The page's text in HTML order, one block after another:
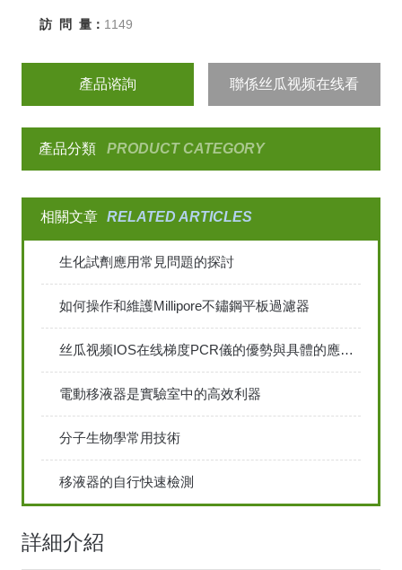
訪 問 量： 1149
產品谘詢 聯係丝瓜视频在线看
產品分類 PRODUCT CATEGORY
相關文章 RELATED ARTICLES
生化試劑應用常見問題的探討
如何操作和維護Millipore不鏽鋼平板過濾器
丝瓜视频IOS在线梯度PCR儀的優勢與具體的應用包括哪些？
電動移液器是實驗室中的高效利器
分子生物學常用技術
移液器的自行快速檢測
詳細介紹